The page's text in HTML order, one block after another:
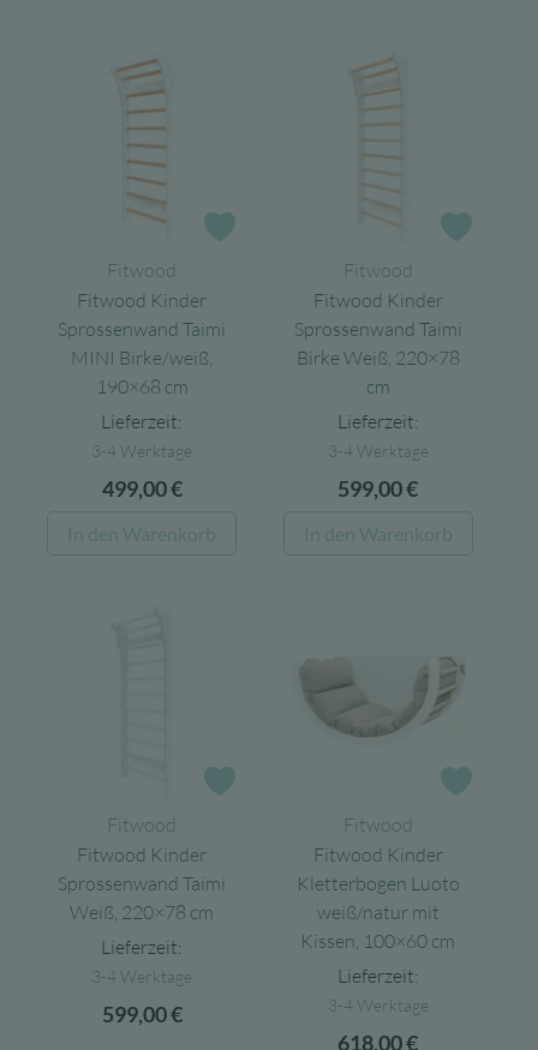
Fitwood
Fitwood Kinder
Sprossenwand Taimi
MINI Birke/weiß,
190×68 cm
Lieferzeit:
3-4 Werktage
499,00€
In den Warenkorb
Fitwood
Fitwood Kinder
Sprossenwand Taimi
Birke Weiß, 220×78
cm
Lieferzeit:
3-4 Werktage
599,00€
In den Warenkorb
Fitwood
Fitwood Kinder
Sprossenwand Taimi
Weiß, 220×78 cm
Lieferzeit:
3-4 Werktage
599,00€
Fitwood
Fitwood Kinder
Kletterbogen Luoto
weiß/natur mit
Kissen, 100×60 cm
Lieferzeit:
3-4 Werktage
618,00€